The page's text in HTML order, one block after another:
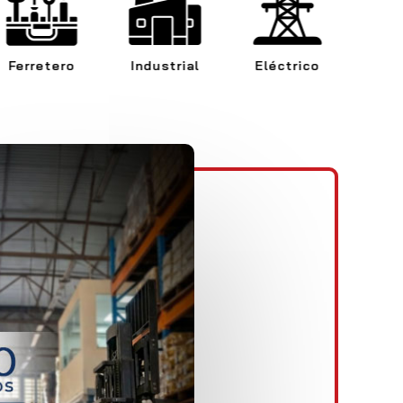
Industrial Eléctrico Marítimo